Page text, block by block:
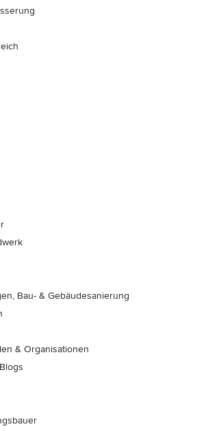
Bau- & Gebäudesanierung
& Organisationen